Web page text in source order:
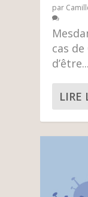
par
cas
d’être...
LIRE